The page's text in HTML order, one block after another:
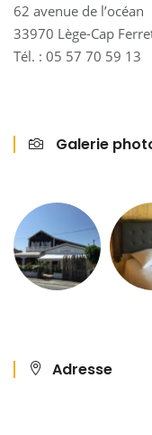
62 avenue de l’océan
33970 Lège-Cap
Tél. : 05 57 70 59 13
Galerie
Adresse